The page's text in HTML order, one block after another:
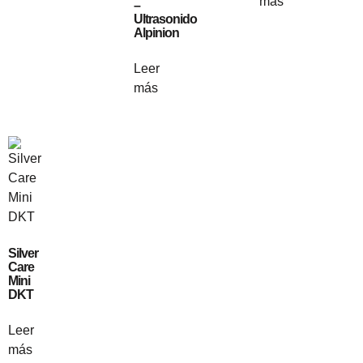
–
Ultrasonido
Alpinion
Leer
más
Silver
Care
Mini
DKT
Leer
más